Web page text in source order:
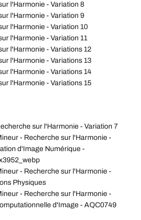
l'Harmonie - Variation 8
l'Harmonie - Variation 9
l'Harmonie - Variation 10
l'Harmonie - Variation 11
l'Harmonie - Variations 12
l'Harmonie - Variations 13
l'Harmonie - Variations 14
l'Harmonie - Variations 15
sur l'Harmonie - Variation 7
- Recherche sur l'Harmonie -
d'Image Numérique -
- Recherche sur l'Harmonie -
Physiques
- Recherche sur l'Harmonie -
d'Image - AQC0749